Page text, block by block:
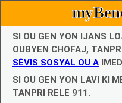
SI OU GEN YON IJANS
OUBYEN CHOFAJ,
SÈVIS SOSYAL OU A
SI OU GEN YON LAVI KI
TANPRI RELE 911.